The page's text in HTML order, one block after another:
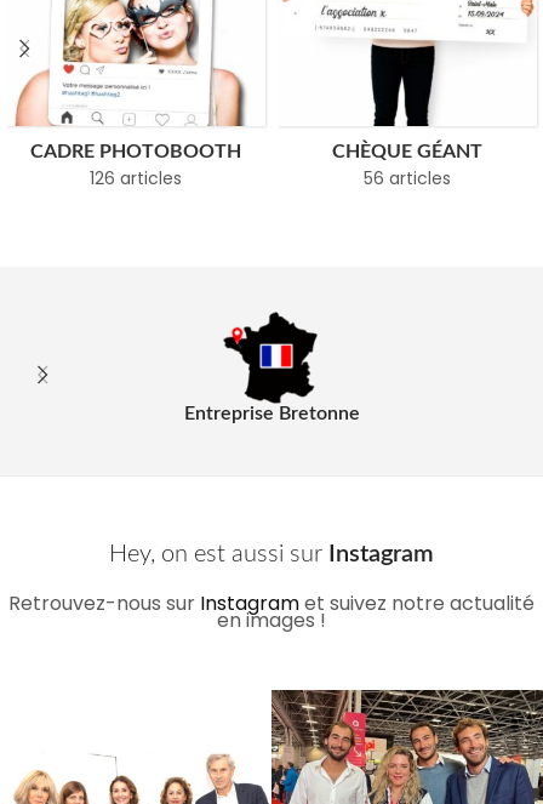
CADRE PHOTOBOOTH
126 articles
CHÈQUE GÉANT
56 articles
Entreprise Bretonne
Hey, on est aussi sur Instagram
Retrouvez-nous sur Instagramet suivez notre actualité
en images !